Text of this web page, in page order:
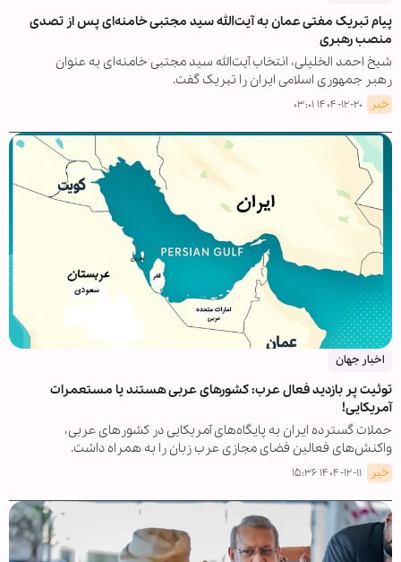
پیام تبریک مفتی عمان به آیت‌الله سید مجتبی خامنه‌ای پس از تصدی
منصب رهبری
شیخ احمد الخلیلی، انتخاب آیت‌الله سید مجتبی خامنه‌ای به عنوان
رهبر جمهوری اسلامی ایران را تبریک گفت.
خبر ۱۴۰۴-۱۲-۲۰ ۰۳:۰۱
اخبار جهان
توئیت پر بازدید فعال عرب: کشورهای عربی هستند یا مستعمرات
آمریکایی!
حملات گسترده ایران به پایگاه‌های آمریکایی در کشورهای عربی،
واکنش‌های فعالین فضای مجازی عرب زبان را به همراه داشت.
خبر ۱۴۰۴-۱۲-۱۱ ۱۵:۳۶